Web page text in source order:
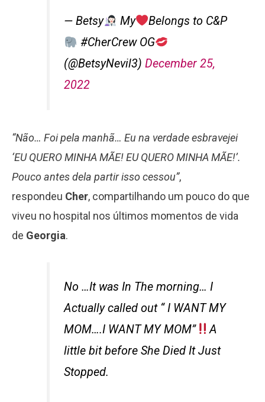
— Betsy My
Belongs to C&P
#CherCrew OG
(@BetsyNevil3)December 25,
2022
“Não… Foi pela manhã… Eu na verdade esbravejei
‘EU QUERO MINHA MÃE! EU QUERO MINHA MÃE!’.
Pouco antes dela partir isso cessou”,
respondeu Cher, compartilhando um pouco do que
viveu no hospital nos últimos momentos de vida
de Georgia.
No …It was In The morning… I
Actually called out “ I WANT MY
MOM….I WANT MY MOM”
A
little bit before She Died It Just
Stopped.